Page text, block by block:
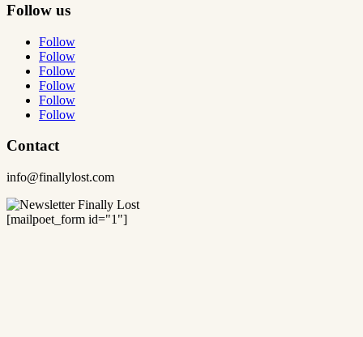
Follow us
Follow
Follow
Follow
Follow
Follow
Follow
Contact
info@finallylost.com
[mailpoet_form id="1"]